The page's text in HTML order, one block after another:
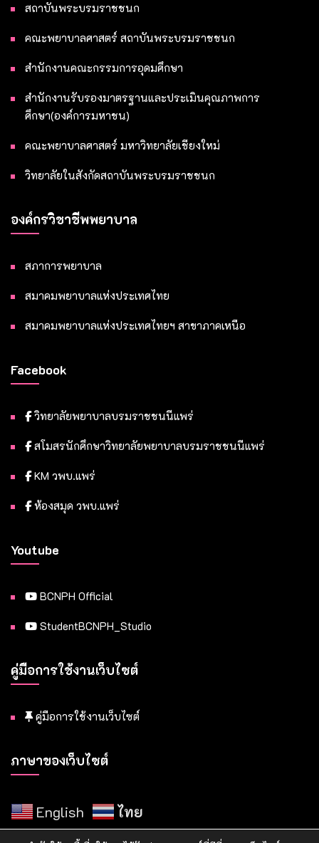
สถาบันพระบรมราชชนก
คณะพยาบาลศาสตร์ สถาบันพระบรมราชชนก
สำนักงานคณะกรรมการอุดมศึกษา
สำนักงานรับรองมาตรฐานและประเมินคุณภาพการ
ศึกษา(องค์การมหาชน)
คณะพยาบาลศาสตร์ มหาวิทยาลัยเชียงใหม่
วิทยาลัยในสังกัดสถาบันพระบรมราชชนก
องค์กรวิชาชีพพยาบาล
สภาการพยาบาล
สมาคมพยาบาลแห่งประเทศไทย
สมาคมพยาบาลแห่งประเทศไทยฯ สาขาภาคเหนือ
Facebook
วิทยาลัยพยาบาลบรมราชชนนีแพร่
สโมสรนักศึกษาวิทยาลัยพยาบาลบรมราชชนนีแพร่
KM วพบ.แพร่
ห้องสมุด วพบ.แพร่
Youtube
BCNPH Official
StudentBCNPH_Studio
คู่มือการใช้งานเว็บไซต์
คู่มือการใช้งานเว็บไซต์
ภาษาของเว็บไซต์
English ไทย